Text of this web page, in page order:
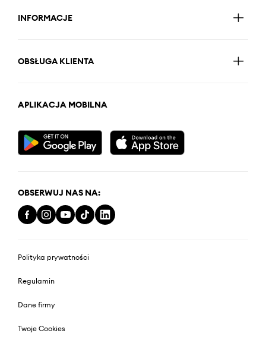
INFORMACJE
OBSŁUGA KLIENTA
APLIKACJA MOBILNA
OBSERWUJ NAS NA:
Polityka prywatności
Regulamin
Dane firmy
Twoje Cookies